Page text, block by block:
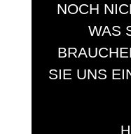
NOCH
WAS
SIE UNS